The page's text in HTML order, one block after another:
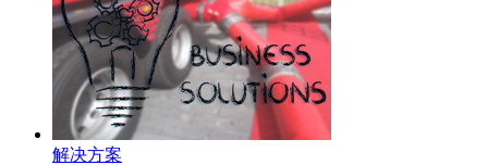
解决方案